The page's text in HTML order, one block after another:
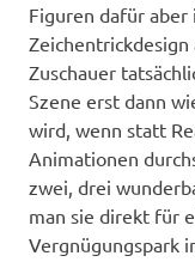
Figuren dafür aber
Zeichentrickdesign
Zuschauer
Szene erst dann
wird, wenn statt
Animationen
zwei, drei
man sie direkt für
Vergnügungspark